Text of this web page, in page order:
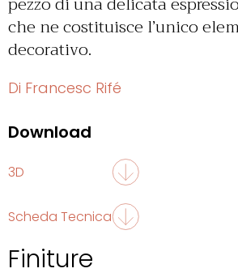
che ne costituisce l’unico
decorativo.
Di Francesc Rifé
Download
3D
Scheda Tecnica
Finiture